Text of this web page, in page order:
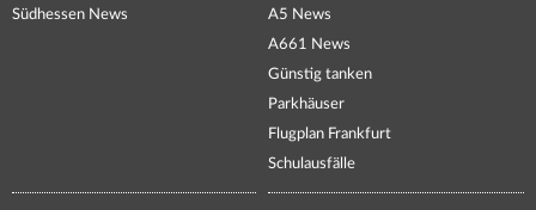
Südhessen News
A5 News
A661 News
Günstig tanken
Parkhäuser
Flugplan Frankfurt
Schulausfälle